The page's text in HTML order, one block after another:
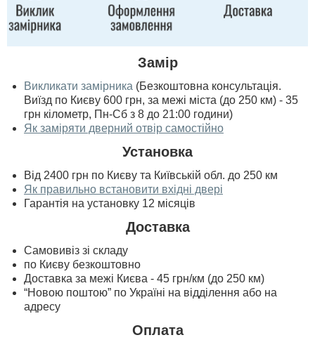
Замір
Викликати замірника (Безкоштовна консультація.
Виїзд по Києву 600 грн, за межі міста (до 250 км) - 35
грн кілометр, Пн-Сб з 8 до 21:00 години)
Як заміряти дверний отвір самостійно
Установка
Від 2400 грн по Києву та Київській обл. до 250 км
Як правильно встановити вхідні двері
Гарантія на установку 12 місяців
Доставка
Самовивіз зі складу
по Києву безкоштовно
Доставка за межі Києва - 45 грн/км (до 250 км)
“Новою поштою” по Україні на відділення або на
адресу
Оплата